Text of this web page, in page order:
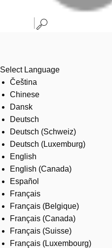
Select Language
Čeština
Chinese
Dansk
Deutsch
Deutsch (Schweiz)
Deutsch (Luxemburg)
English
English (Canada)
Español
Français
Français (Belgique)
Français (Canada)
Français (Suisse)
Français (Luxembourg)